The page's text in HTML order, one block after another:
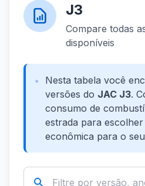
J3
Compare todas
disponíveis
Nesta tabela você
versões do JAC J3.
consumo de
estrada para
econômica para o